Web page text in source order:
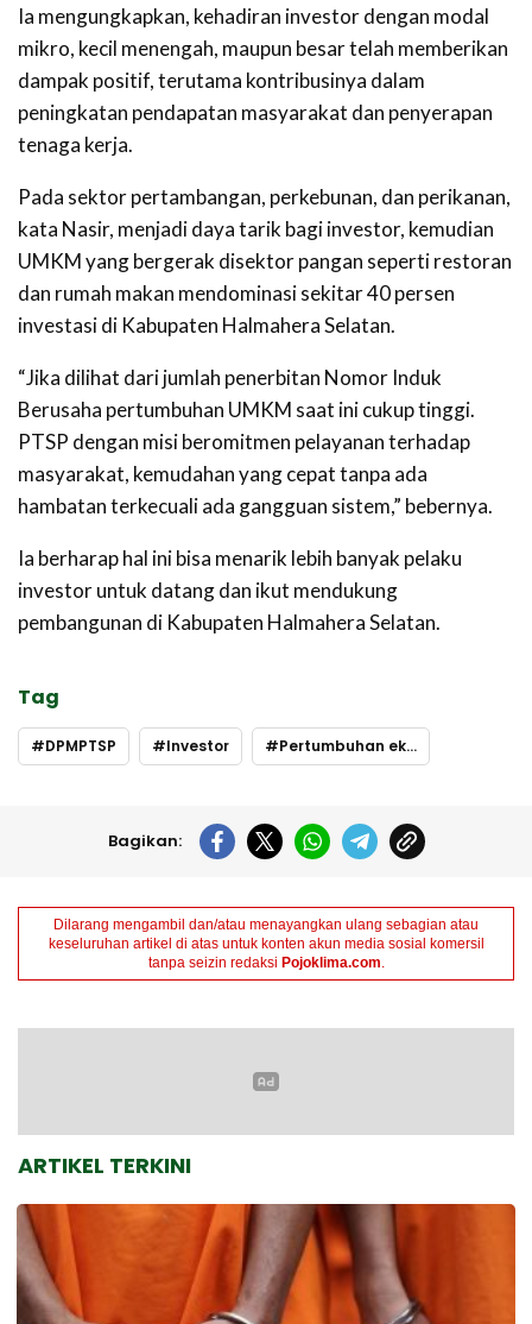
Ia mengungkapkan, kehadiran investor dengan modal
mikro, kecil menengah, maupun besar telah memberikan
dampak positif, terutama kontribusinya dalam
peningkatan pendapatan masyarakat dan penyerapan
tenaga kerja.
Pada sektor pertambangan, perkebunan, dan perikanan,
kata Nasir, menjadi daya tarik bagi investor, kemudian
UMKM yang bergerak disektor pangan seperti restoran
dan rumah makan mendominasi sekitar 40 persen
investasi di Kabupaten Halmahera Selatan.
“Jika dilihat dari jumlah penerbitan Nomor Induk
Berusaha pertumbuhan UMKM saat ini cukup tinggi.
PTSP dengan misi beromitmen pelayanan terhadap
masyarakat, kemudahan yang cepat tanpa ada
hambatan terkecuali ada gangguan sistem,” bebernya.
Ia berharap hal ini bisa menarik lebih banyak pelaku
investor untuk datang dan ikut mendukung
pembangunan di Kabupaten Halmahera Selatan.
Tag
DPMPTSP Investor Pertumbuhan ekonomi
Bagikan:
Dilarang mengambil dan/atau menayangkan ulang sebagian atau
keseluruhan artikel di atas untuk konten akun media sosial komersil
tanpa seizin redaksi Pojoklima.com.
ARTIKEL TERKINI